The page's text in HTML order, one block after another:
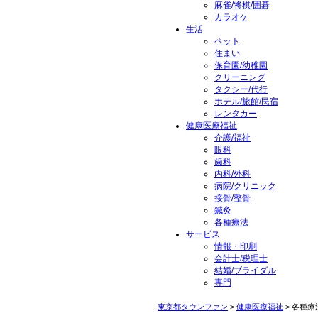
麻雀/将棋/囲碁
カラオケ
生活
ペット
住まい
保育園/幼稚園
クリーニング
タクシー/代行
ホテル/旅館/民宿
レンタカー
健康医療福祉
介護/福祉
眼科
歯科
内科/外科
病院/クリニック
接骨/整骨
鍼灸
各種療法
サービス
情報・印刷
会計士/税理士
結婚/ブライダル
専門
東京都タウンファン > 健康医療福祉 > 各種療